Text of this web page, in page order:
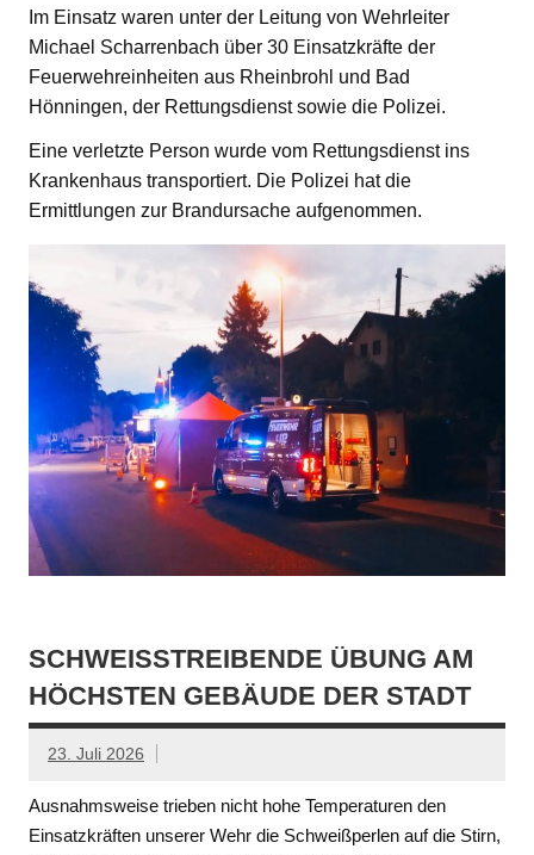
Im Einsatz waren unter der Leitung von Wehrleiter
Michael Scharrenbach über 30 Einsatzkräfte der
Feuerwehreinheiten aus Rheinbrohl und Bad
Hönningen, der Rettungsdienst sowie die Polizei.
Eine verletzte Person wurde vom Rettungsdienst ins
Krankenhaus transportiert. Die Polizei hat die
Ermittlungen zur Brandursache aufgenommen.
SCHWEISSTREIBENDE ÜBUNG AM H
ÖCHSTEN GEBÄUDE DER STADT
23. Juli 2026
Ausnahmsweise trieben nicht hohe Temperaturen den
Einsatzkräften unserer Wehr die Schweißperlen auf die Stirn,